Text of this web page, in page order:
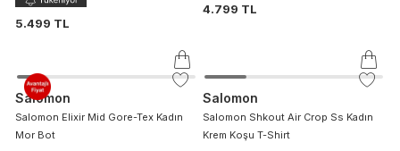
5.499 TL
4.799 TL
Salomon
Salomon Elixir Mid Gore-Tex Kadın
Mor Bot
Salomon
Salomon Shkout Air Crop Ss Kadın
Krem Koşu T-Shirt